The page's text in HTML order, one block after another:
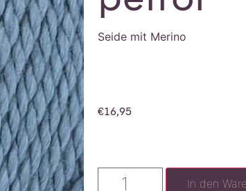
Seide mit Merino
€16,95
In den